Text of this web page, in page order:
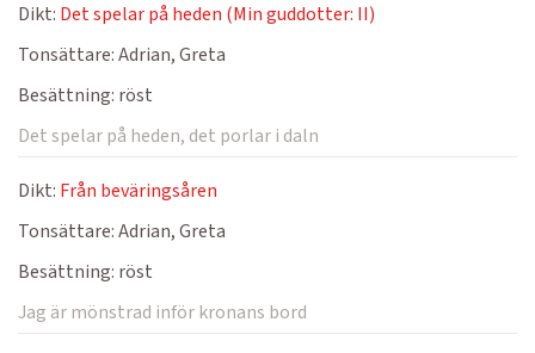
Dikt: Det spelar på heden (Min guddotter: II)
Tonsättare:Adrian, Greta
Besättning: röst
Det spelar på heden, det porlar i daln
Dikt: Från beväringsåren
Tonsättare:Adrian, Greta
Besättning: röst
Jag är mönstrad inför kronans bord